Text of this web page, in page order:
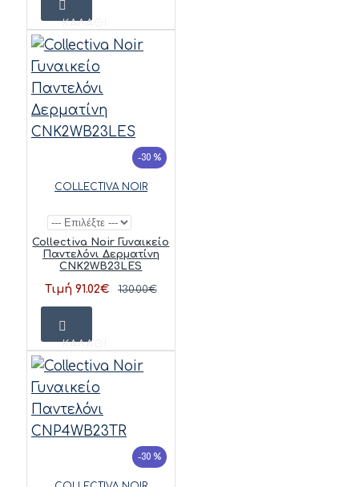
ΚΑΛΆΘΙ
-30 %
COLLECTIVA NOIR
Collectiva Noir Γυναικείο
Παντελόνι Δερματίνη
CNK2WB23LES
Τιμή 91.02€ 130.00€
ΚΑΛΆΘΙ
-30 %